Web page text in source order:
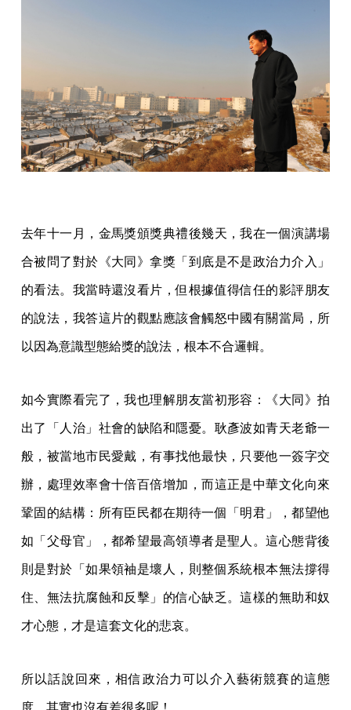
去年十一月，金馬獎頒獎典禮後幾天，我在一個演講場
合被問了對於《大同》拿獎「到底是不是政治力介入」
的看法。我當時還沒看片，但根據值得信任的影評朋友
的說法，我答這片的觀點應該會觸怒中國有關當局，所
以因為意識型態給獎的說法，根本不合邏輯。
如今實際看完了，我也理解朋友當初形容：《大同》拍
出了「人治」社會的缺陷和隱憂。耿彥波如青天老爺一
般，被當地市民愛戴，有事找他最快，只要他一簽字交
辦，處理效率會十倍百倍增加，而這正是中華文化向來
鞏固的結構：所有臣民都在期待一個「明君」，都望他
如「父母官」，都希望最高領導者是聖人。這心態背後
則是對於「如果領袖是壞人，則整個系統根本無法撐得
住、無法抗腐蝕和反擊」的信心缺乏。這樣的無助和奴
才心態，才是這套文化的悲哀。
所以話說回來，相信政治力可以介入藝術競賽的這態
度，其實也沒有差很多呢！